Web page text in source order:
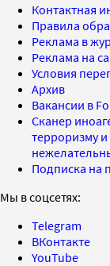
Контактная
Правила
Реклама в
Реклама на
Условия
Архив
Вакансии в
Сканер
терроризму
Подписка на
Мы в соцсетях:
Telegram
ВКонтакте
YouTube